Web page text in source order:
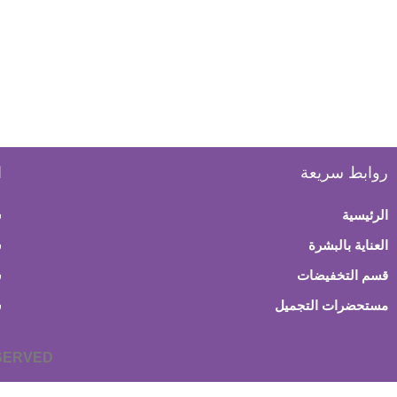
روابط سريعة
الرئيسية
العناية بالبشرة
قسم التخفيضات
مستحضرات التجميل